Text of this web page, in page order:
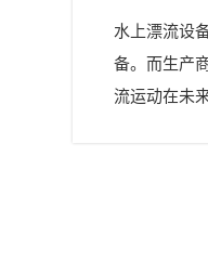
水上漂流设
备。而生产
流运动在未